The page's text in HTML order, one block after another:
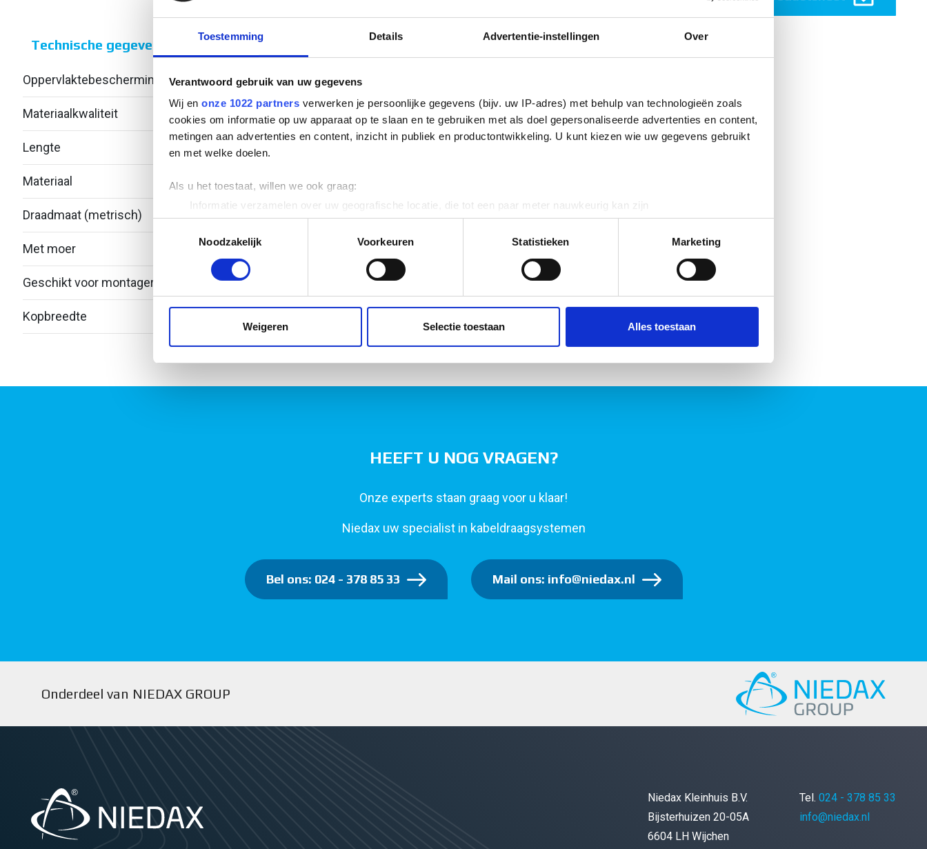
Toestemming Details Advertentie-instellingen Over
Verantwoord gebruik van uw gegevens
Wij en onze 1022 partners verwerken je persoonlijke gegevens (bijv. uw IP-adres) met behulp van technologieën zoals
cookies om informatie op uw apparaat op te slaan en te gebruiken met als doel gepersonaliseerde advertenties en content,
metingen aan advertenties en content, inzicht in publiek en productontwikkeling. U kunt kiezen wie uw gegevens gebruikt
en met welke doelen.
Als u het toestaat, willen we ook graag:
Informatie verzamelen over uw geografische locatie, die tot een paar meter nauwkeurig kan zijn
Uw apparaat identificeren door het actief te scannen op specifieke eigenschappen (fingerprinting)
Lees meer over hoe uw persoonlijke gegevens worden verwerkt en stel uw voorkeuren in het
detailgedeeltein. U kunt uw
toestemming op elk moment wijzigen of intrekken in de Cookieverklaring.
websiteverkeer te analyseren. Ook delen we informatie over uw gebruik van onze site met onze partners voor social
media, adverteren en analyse. Deze partners kunnen deze gegevens combineren met andere informatie die u aan ze heeft
Noodzakelijk
Voorkeuren Statistieken Marketing
Weigeren Selectie toestaan Alles toestaan
Technische gegevens
Oppervlaktebescherming Elektrolytisch verzinkt
Materiaalkwaliteit
Lengte
Materiaal Staal
Draadmaat (metrisch) 20
Met moer
Geschikt voor montagerail
Kopbreedte
HEEFT U NOG VRAGEN?
Onze experts staan graag voor u klaar!
Niedax uw specialist in kabeldraagsystemen
Bel ons: 024 - 378 85 33 Mail ons: info@niedax.nl
Onderdeel van NIEDAX GROUP
Niedax Kleinhuis B.V.
Bijsterhuizen 20-05A
6604 LH Wijchen
Tel. 024 - 378 85 33
info@niedax.nl